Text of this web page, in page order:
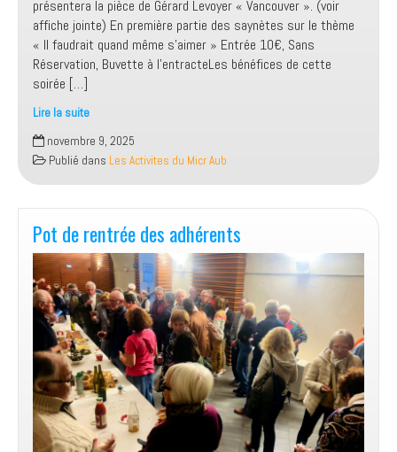
présentera la pièce de Gérard Levoyer « Vancouver ». (voir
affiche jointe) En première partie des saynètes sur le thème
« Il faudrait quand même s’aimer » Entrée 10€, Sans
Réservation, Buvette à l’entracteLes bénéfices de cette
soirée […]
Lire la suite
Soirée
Théatre
au
profit
de
Electriciens
Sans
Frontieres
le
29
Novembre
20h30
au
Carré
des
Arts
Aubière
novembre 9, 2025
Publié dans Les Activites du Micr Aub
Pot de rentrée des adhérents